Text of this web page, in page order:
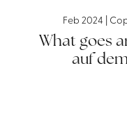
What goes
auf
Feb 2024